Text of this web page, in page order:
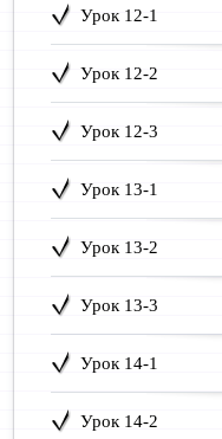
Урок 12-1
Урок 12-2
Урок 12-3
Урок 13-1
Урок 13-2
Урок 13-3
Урок 14-1
Урок 14-2